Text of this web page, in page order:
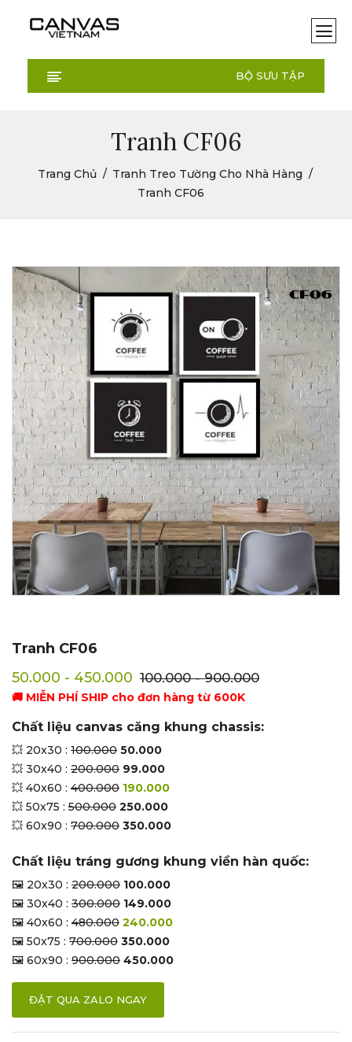
BỘ SƯU TẬP
Tranh CF06
Trang Chủ
Tranh Treo Tường Cho Nhà Hàng
Tranh CF06
Tranh CF06
50.000 - 450.000 100.000 - 900.000
🚚 MIỄN PHÍ SHIP cho đơn hàng từ 600K
Chất liệu canvas căng khung chassis:
💥 20x30 : 100.000 50.000
💥 30x40 : 200.000 99.000
💥 40x60 : 400.000 190.000
💥 50x75 : 500.000 250.000
💥 60x90 : 700.000 350.000
Chất liệu tráng gương khung viền hàn quốc:
🖼 20x30 : 200.000 100.000
🖼 30x40 : 300.000 149.000
🖼 40x60 : 480.000 240.000
🖼 50x75 : 700.000 350.000
🖼 60x90 : 900.000 450.000
ĐẶT QUA ZALO NGAY